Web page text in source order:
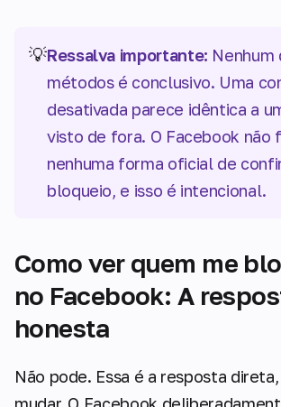
💡Ressalva importante: Nenhum
métodos é conclusivo. Uma
desativada parece idêntica a
visto de fora. O Facebook não
nenhuma forma oficial de
bloqueio, e isso é intencional.
Como ver quem me
no Facebook: A
honesta
Não pode. Essa é a resposta direta,